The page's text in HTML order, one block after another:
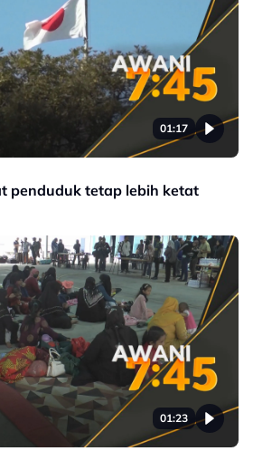
01:17
penduduk tetap lebih ketat
01:23